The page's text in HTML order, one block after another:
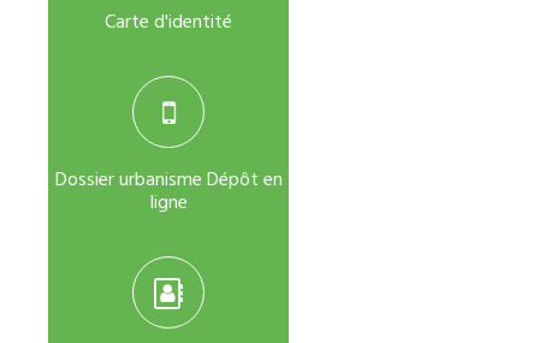
Carte d'identité
Dossier urbanisme Dépôt en
ligne